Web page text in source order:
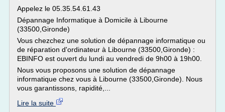
Appelez le 05.35.54.61.43
Dépannage Informatique à Domicile à Libourne
(33500,Gironde)
Vous chezchez une solution de dépannage informatique ou
de réparation d'ordinateur à Libourne (33500,Gironde) :
EBINFO est ouvert du lundi au vendredi de 9h00 à 19h00.
Nous vous proposons une solution de dépannage
informatique chez vous à Libourne (33500,Gironde). Nous
vous garantissons, rapidité,...
Lire la suite